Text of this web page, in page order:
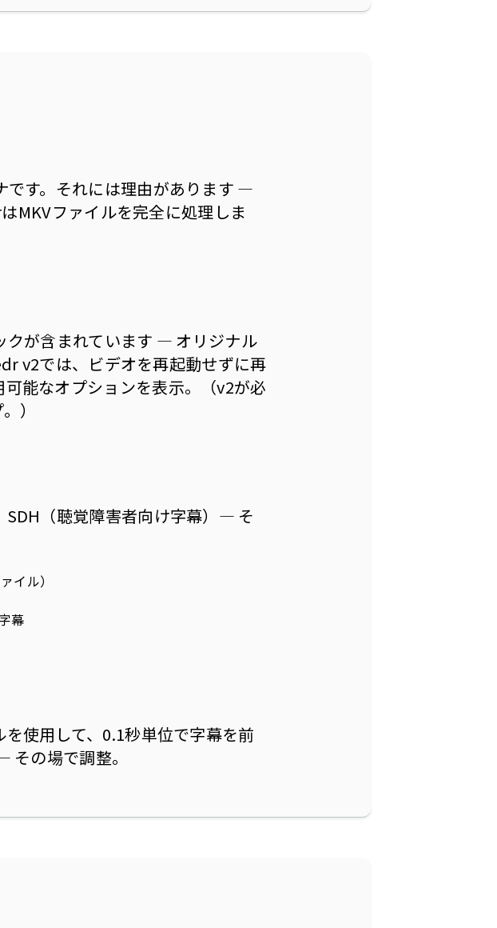
です。それには理由があります —
MKVファイルを完全に処理しま
クが含まれています — オリジナル
v2では、ビデオを再起動せずに再
能なオプションを表示。（v2が必
）
（聴覚障害者向け字幕）— そ
イル）
幕
使用して、0.1秒単位で字幕を前
の場で調整。